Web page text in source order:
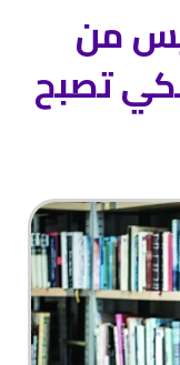
من
تصبح